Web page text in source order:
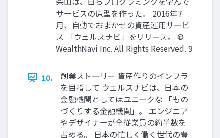
サービスの原型を作った。 2016年7
⽉、⾃動でおまかせの資産運⽤サービ
ス 「ウェルスナビ」をリリース。 ©
WealthNavi Inc. All Rights Reserved. 9
10.
創業ストーリー 資産作りのインフラ
を⽬指して ウェルスナビは、⽇本の
⾦融機関としてはユニークな 「もの
づくりする⾦融機関」。 エンジニア
やデザイナーが全従業員の約半数を
占める。 ⽇本の忙しく働く世代の豊